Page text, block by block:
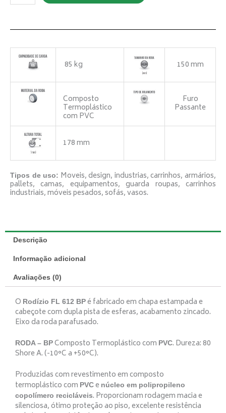
85 kg 150 mm
Composto
Termoplástico
com PVC
Furo
Passante
178 mm
Tipos de uso: Moveis, design, industrias, carrinhos, armários,
pallets, camas, equipamentos, guarda roupas, carrinhos
industriais, móveis pesados, sofás, vasos.
Descrição
Informação adicional
Avaliações (0)
O Rodízio FL 612 BP é fabricado em chapa estampada e
cabeçote com dupla pista de esferas, acabamento zincado.
Eixo da roda parafusado.
RODA – BP Composto Termoplástico com PVC. Dureza: 80
Shore A. (-10°C a +50°C).
Produzidas com revestimento em composto
termoplástico com PVC e núcleo em polipropileno
copolímero recicláveis. Proporcionam rodagem macia e
silenciosa, ótimo proteção ao piso, excelente resistência